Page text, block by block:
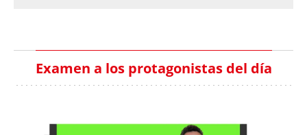
Examen a los protagonistas del día